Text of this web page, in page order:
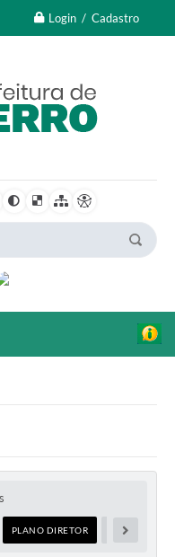
Login / Cadastro
/ Tributos
PLANO DIRETOR CULTURA